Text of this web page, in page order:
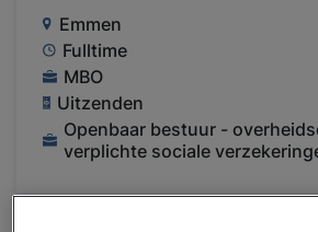
Emmen
Fulltime
MBO
Uitzenden
Openbaar bestuur -
verplichte sociale